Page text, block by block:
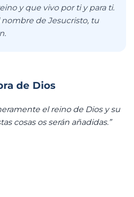
y que vivo por ti y para ti.
nombre de Jesucristo, tu
de Dios
el reino de Dios y su
cosas os serán añadidas.”